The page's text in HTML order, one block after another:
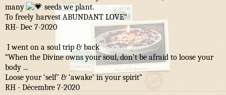
many
seeds we plant.
To freely harvest ABUNDANT LOVE“
RH- Dec 7-2020
I went on a soul trip & back
“When the Divine owns your soul, don’t be afraid to loose your
body ...
Loose your ‘self’ & ‘awake’ in your spirit”
RH - Décembre 7-2020